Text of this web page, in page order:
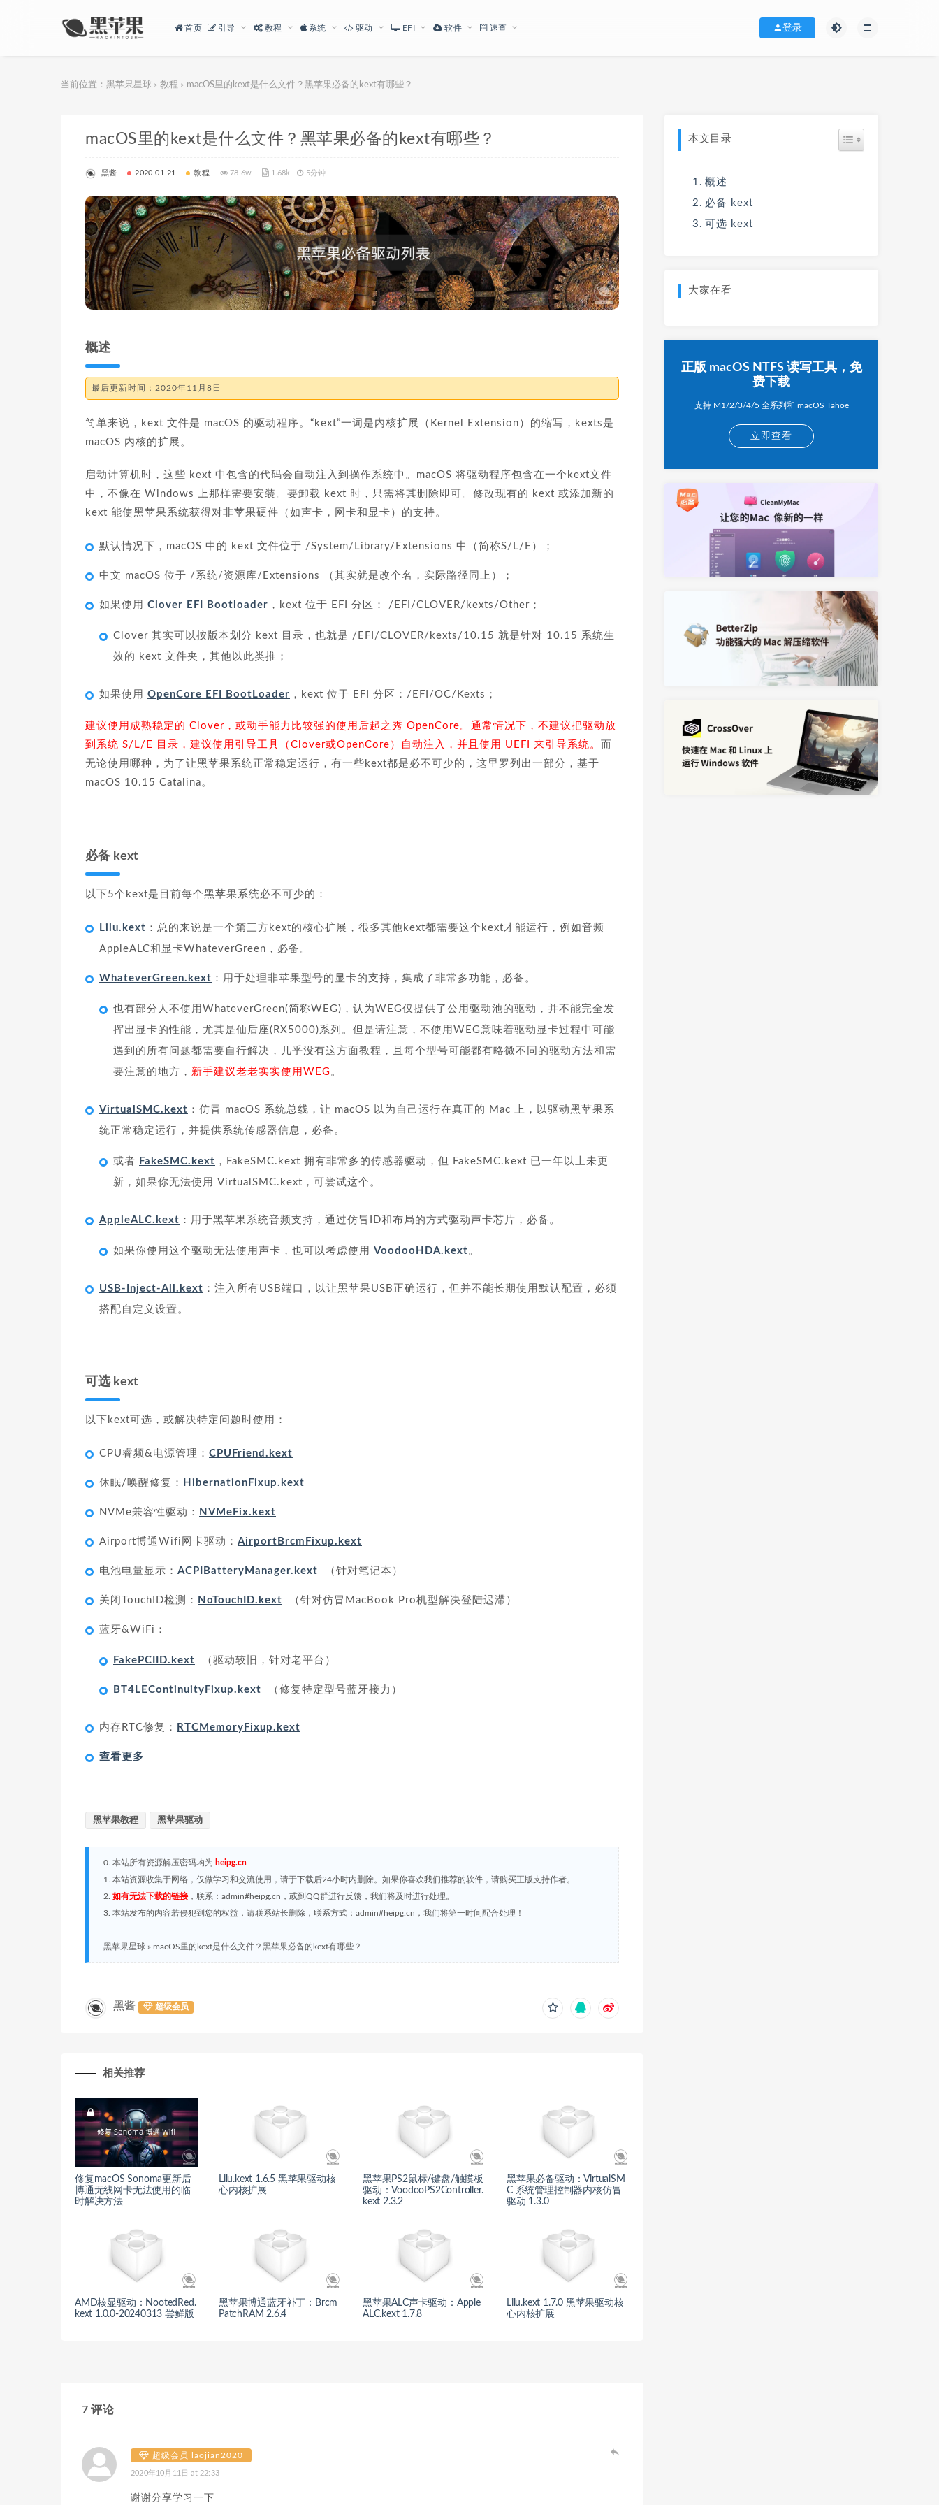
首页 引导 教程 系统 驱动 EFI 软件 速查 登录
当前位置： 黑苹果星球 > 教程 > macOS里的kext是什么文件？黑苹果必备的kext有哪些？
macOS里的kext是什么文件？黑苹果必备的kext有哪些？
黑酱 2020-01-21 教程 78.6w 1.68k 5分钟
概述
最后更新时间：2020年11月8日
简单来说，kext 文件是 macOS 的驱动程序。“kext”一词是内核扩展（Kernel Extension）的缩写，kexts是
macOS 内核的扩展。
启动计算机时，这些 kext 中包含的代码会自动注入到操作系统中。macOS 将驱动程序包含在一个kext文件
中，不像在 Windows 上那样需要安装。要卸载 kext 时，只需将其删除即可。修改现有的 kext 或添加新的
kext 能使黑苹果系统获得对非苹果硬件（如声卡，网卡和显卡）的支持。
默认情况下，macOS 中的 kext 文件位于 /System/Library/Extensions 中（简称S/L/E）；
中文 macOS 位于 /系统/资源库/Extensions （其实就是改个名，实际路径同上）；
如果使用 Clover EFI Bootloader ，kext 位于 EFI 分区： /EFI/CLOVER/kexts/Other；
Clover 其实可以按版本划分 kext 目录，也就是 /EFI/CLOVER/kexts/10.15 就是针对 10.15 系统生
效的 kext 文件夹，其他以此类推；
如果使用 OpenCore EFI BootLoader ，kext 位于 EFI 分区：/EFI/OC/Kexts；
建议使用成熟稳定的 Clover，或动手能力比较强的使用后起之秀 OpenCore。通常情况下，不建议把驱动放
到系统 S/L/E 目录，建议使用引导工具（Clover或OpenCore）自动注入，并且使用 UEFI 来引导系统。 而
无论使用哪种，为了让黑苹果系统正常稳定运行，有一些kext都是必不可少的，这里罗列出一部分，基于
macOS 10.15 Catalina。
必备 kext
以下5个kext是目前每个黑苹果系统必不可少的：
Lilu.kext ：总的来说是一个第三方kext的核心扩展，很多其他kext都需要这个kext才能运行，例如音频
AppleALC和显卡WhateverGreen，必备。
WhateverGreen.kext ：用于处理非苹果型号的显卡的支持，集成了非常多功能，必备。
也有部分人不使用WhateverGreen(简称WEG)，认为WEG仅提供了公用驱动池的驱动，并不能完全发
挥出显卡的性能，尤其是仙后座(RX5000)系列。但是请注意，不使用WEG意味着驱动显卡过程中可能
遇到的所有问题都需要自行解决，几乎没有这方面教程，且每个型号可能都有略微不同的驱动方法和需
要注意的地方， 新手建议老老实实使用WEG。
VirtualSMC.kext ：仿冒 macOS 系统总线，让 macOS 以为自己运行在真正的 Mac 上，以驱动黑苹果系
统正常稳定运行，并提供系统传感器信息，必备。
或者 FakeSMC.kext ，FakeSMC.kext 拥有非常多的传感器驱动，但 FakeSMC.kext 已一年以上未更
新，如果你无法使用 VirtualSMC.kext，可尝试这个。
AppleALC.kext ：用于黑苹果系统音频支持，通过仿冒ID和布局的方式驱动声卡芯片，必备。
如果你使用这个驱动无法使用声卡，也可以考虑使用 VoodooHDA.kext。
USB-Inject-All.kext ：注入所有USB端口，以让黑苹果USB正确运行，但并不能长期使用默认配置，必须
搭配自定义设置。
可选 kext
以下kext可选，或解决特定问题时使用：
CPU睿频&电源管理： CPUFriend.kext
休眠/唤醒修复： HibernationFixup.kext
NVMe兼容性驱动： NVMeFix.kext
Airport博通Wifi网卡驱动： AirportBrcmFixup.kext
电池电量显示： ACPIBatteryManager.kext （针对笔记本）
关闭TouchID检测： NoTouchID.kext （针对仿冒MacBook Pro机型解决登陆迟滞）
蓝牙&WiFi：
FakePCIID.kext （驱动较旧，针对老平台）
BT4LEContinuityFixup.kext （修复特定型号蓝牙接力）
内存RTC修复： RTCMemoryFixup.kext
查看更多
黑苹果教程 黑苹果驱动
0. 本站所有资源解压密码均为 heipg.cn
1. 本站资源收集于网络，仅做学习和交流使用，请于下载后24小时内删除。如果你喜欢我们推荐的软件，请购买正版支持作者。
2. 如有无法下载的链接，联系：admin#heipg.cn，或到QQ群进行反馈，我们将及时进行处理。
3. 本站发布的内容若侵犯到您的权益，请联系站长删除，联系方式：admin#heipg.cn，我们将第一时间配合处理！
黑苹果星球 » macOS里的kext是什么文件？黑苹果必备的kext有哪些？
黑酱 超级会员
相关推荐
修复macOS Sonoma更新后
博通无线网卡无法使用的临
时解决方法
Lilu.kext 1.6.5 黑苹果驱动核
心内核扩展
黑苹果PS2鼠标/键盘/触摸板
驱动：VoodooPS2Controller.
kext 2.3.2
黑苹果必备驱动：VirtualSM
C 系统管理控制器内核仿冒
驱动 1.3.0
AMD核显驱动：NootedRed.
kext 1.0.0-20240313 尝鲜版
黑苹果博通蓝牙补丁：Brcm
PatchRAM 2.6.4
黑苹果ALC声卡驱动：Apple
ALC.kext 1.7.8
Lilu.kext 1.7.0 黑苹果驱动核
心内核扩展
7 评论
超级会员 laojian2020
2020年10月11日 at 22:33
谢谢分享学习一下
本文目录
概述
必备 kext
可选 kext
大家在看
正版 macOS NTFS 读写工具，免
费下载
支持 M1/2/3/4/5 全系列和 macOS Tahoe
立即查看